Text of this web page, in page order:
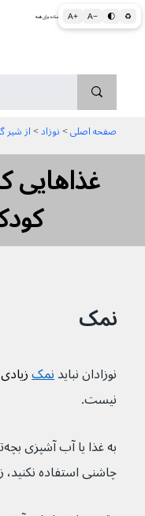
A+ A− 🌓 ♻ اطلاعات پزشکی و بهداشتی به زبان ساده برای همه
صفحه اصلی > نوزاد > از شیر
غذاهایی
نمک
نوزادان نباید نمک
نیست.
چاشنی استفاده نکنید،